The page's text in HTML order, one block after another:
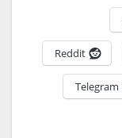
Reddit
Telegram